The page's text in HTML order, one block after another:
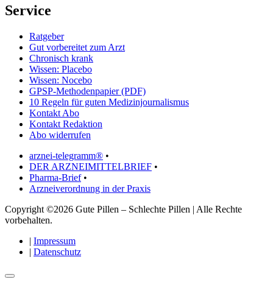
Service
Ratgeber
Gut vorbereitet zum Arzt
Chronisch krank
Wissen: Placebo
Wissen: Nocebo
GPSP-Methodenpapier (PDF)
10 Regeln für guten Medizinjournalismus
Kontakt Abo
Kontakt Redaktion
Abo widerrufen
arznei-telegramm® •
DER ARZNEIMITTELBRIEF •
Pharma-Brief•
Arzneiverordnung in der Praxis
Copyright ©2026 Gute Pillen – Schlechte Pillen | Alle Rechte
vorbehalten.
| Impressum
| Datenschutz